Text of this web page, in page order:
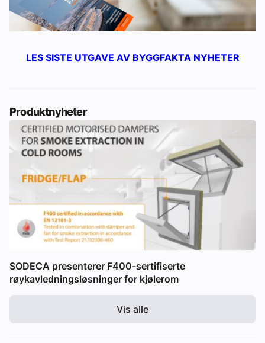
LES SISTE UTGAVE AV BYGGFAKTA NYHETER
Produktnyheter
SODECA presenterer F400-sertifiserte
røykavledningsløsninger for kjølerom
Vis alle